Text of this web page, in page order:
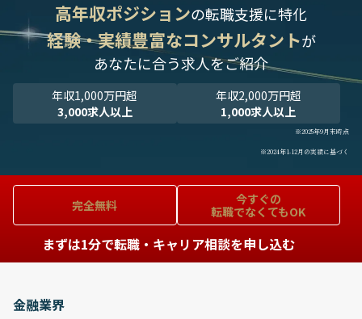
高年収ポジションの転職支援に特化
経験・実績豊富なコンサルタントが
あなたに合う求人をご紹介
年収1,000万円超
3,000求人以上
年収2,000万円超
1,000求人以上
※2025年9月末時点
※2024年1-12月の実績に基づく
完全無料
今すぐの
転職でなくてもOK
まずは1分で転職・キャリア相談を申し込む
金融業界